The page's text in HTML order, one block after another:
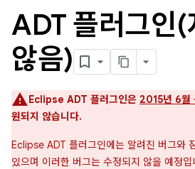
ADT 플러그인(
않음)
Eclipse ADT 플러그인은 2015년 6월
원되지 않습니다.
Eclipse ADT 플러그인에는 알려진 버그와
있으며 이러한 버그는 수정되지 않을 예정입